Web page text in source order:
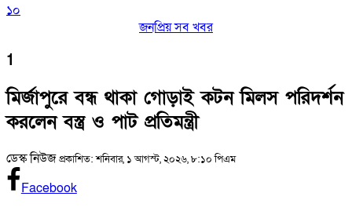
১০
জনপ্রিয় সব খবর
1
মির্জাপুরে বন্ধ থাকা গোড়াই কটন মিলস পরিদর্শন
করলেন বস্ত্র ও পাট প্রতিমন্ত্রী
ডেস্ক নিউজপ্রকাশিত: শনিবার, ১ আগস্ট, ২০২৬, ৮:১০ পিএম
Facebook